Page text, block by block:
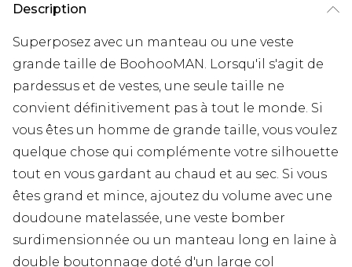
Description
Superposez avec un manteau ou une veste
grande taille de BoohooMAN. Lorsqu'il s'agit de
pardessus et de vestes, une seule taille ne
convient définitivement pas à tout le monde. Si
vous êtes un homme de grande taille, vous voulez
quelque chose qui complémente votre silhouette
tout en vous gardant au chaud et au sec. Si vous
êtes grand et mince, ajoutez du volume avec une
doudoune matelassée, une veste bomber
surdimensionnée ou un manteau long en laine à
double boutonnage doté d'un large col